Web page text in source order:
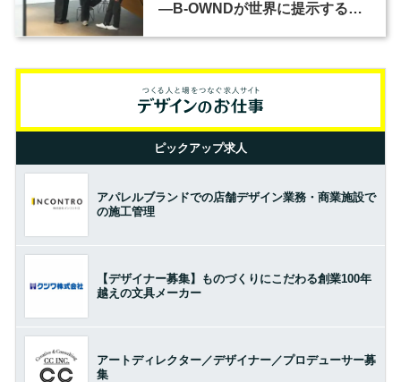
―B-OWNDが世界に提示する美
ピックアップ求人
アパレルブランドでの店舗デザイン業務・商業施設で
の施工管理
【デザイナー募集】ものづくりにこだわる創業100年
越えの文具メーカー
アートディレクター／デザイナー／プロデューサー募
集